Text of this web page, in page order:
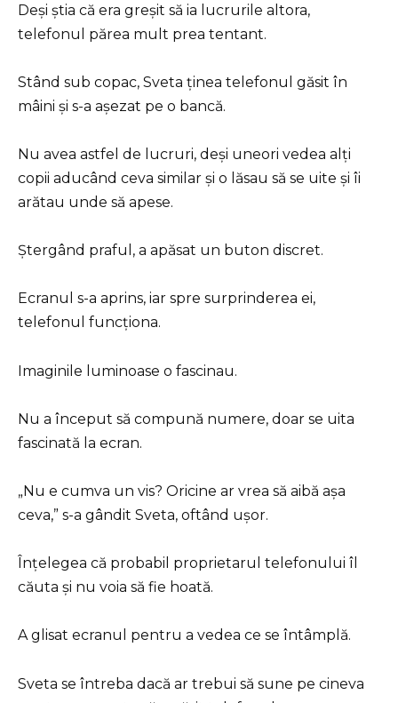
Deși știa că era greșit să ia lucrurile altora,
telefonul părea mult prea tentant.
Stând sub copac, Sveta ținea telefonul găsit în
mâini și s-a așezat pe o bancă.
Nu avea astfel de lucruri, deși uneori vedea alți
copii aducând ceva similar și o lăsau să se uite și îi
arătau unde să apese.
Ștergând praful, a apăsat un buton discret.
Ecranul s-a aprins, iar spre surprinderea ei,
telefonul funcționa.
Imaginile luminoase o fascinau.
Nu a început să compună numere, doar se uita
fascinată la ecran.
„Nu e cumva un vis? Oricine ar vrea să aibă așa
ceva,” s-a gândit Sveta, oftând ușor.
Înțelegea că probabil proprietarul telefonului îl
căuta și nu voia să fie hoată.
A glisat ecranul pentru a vedea ce se întâmplă.
Sveta se întreba dacă ar trebui să sune pe cineva